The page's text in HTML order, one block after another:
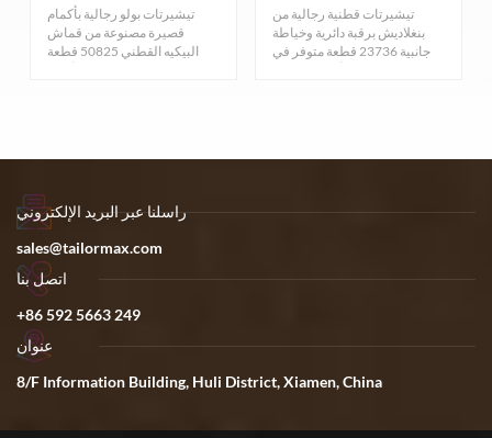
القطني، فائضة من
المخزون
تيشيرتات بولو رجالية بأكمام
قصيرة مصنوعة من قماش
البيكيه القطني 50825 قطعة
وخياطة جانبية في بنغلاديش
تيشيرتات قطنية رجالية من
بنغلاديش برقبة دائرية وخياطة
جانبية 23736 قطعة متوفر في
راسلنا عبر البريد الإلكتروني
sales@tailormax.com
اتصل بنا
+86 592 5663 249
عنوان
8/F Information Building, Huli District, Xiamen, China